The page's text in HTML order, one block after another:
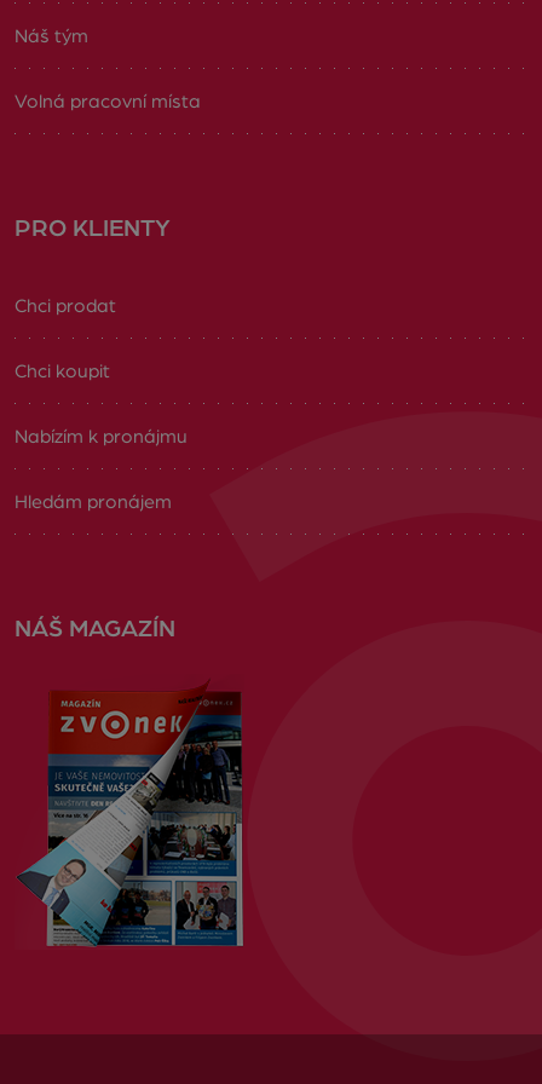
Náš tým
Volná pracovní místa
PRO KLIENTY
Chci prodat
Chci koupit
Nabízím k pronájmu
Hledám pronájem
NÁŠ MAGAZÍN